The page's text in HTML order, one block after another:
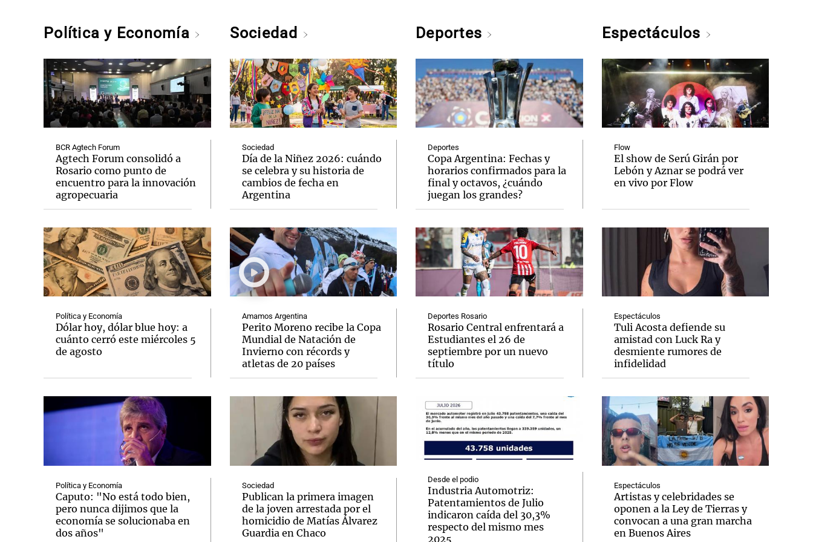
Política y Economía
BCR Agtech Forum
Agtech Forum consolidó a
Rosario como punto de
encuentro para la innovación
agropecuaria
Política y Economía
Dólar hoy, dólar blue hoy: a
cuánto cerró este miércoles 5
de agosto
Política y Economía
Caputo: "No está todo bien,
pero nunca dijimos que la
economía se solucionaba en
dos años"
Sociedad
Sociedad
Día de la Niñez 2026: cuándo
se celebra y su historia de
cambios de fecha en
Argentina
Amamos Argentina
Perito Moreno recibe la Copa
Mundial de Natación de
Invierno con récords y
atletas de 20 países
Sociedad
Publican la primera imagen
de la joven arrestada por el
homicidio de Matías Álvarez
Guardia en Chaco
Deportes
Deportes
Copa Argentina: Fechas y
horarios confirmados para la
final y octavos, ¿cuándo
juegan los grandes?
Deportes Rosario
Rosario Central enfrentará a
Estudiantes el 26 de
septiembre por un nuevo
título
Desde el podio
Industria Automotriz:
Patentamientos de Julio
indicaron caída del 30,3%
respecto del mismo mes
2025
Espectáculos
Flow
El show de Serú Girán por
Lebón y Aznar se podrá ver
en vivo por Flow
Espectáculos
Tuli Acosta defiende su
amistad con Luck Ra y
desmiente rumores de
infidelidad
Espectáculos
Artistas y celebridades se
oponen a la Ley de Tierras y
convocan a una gran marcha
en Buenos Aires
Notas
El huracán de Arequito
Notas
Cadena 3 en Groenlandia
Notas